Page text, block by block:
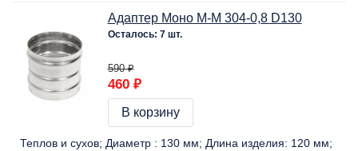
Адаптер Моно М-М 304-0,8 D130
Осталось: 7 шт.
590 ₽
460 ₽
В корзину
Теплов и сухов Диаметр : 130 мм Длина изделия: 120 мм